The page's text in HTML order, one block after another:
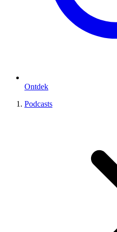
Ontdek
Podcasts